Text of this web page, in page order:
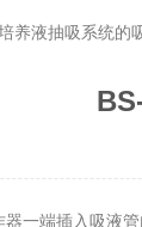
养液抽吸系统的
一端插入吸液